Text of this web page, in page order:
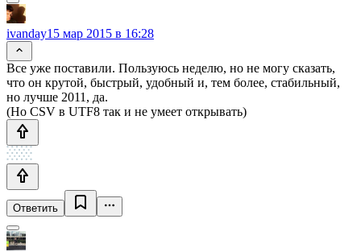
ivanday15 мар 2015 в 16:28
Все уже поставили. Пользуюсь неделю, но не могу сказать,
что он крутой, быстрый, удобный и, тем более, стабильный,
но лучше 2011, да.
(Но CSV в UTF8 так и не умеет открывать)
Ответить